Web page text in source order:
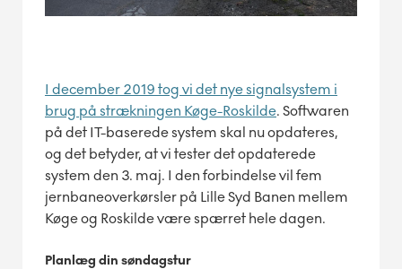
I december 2019 tog vi det nye signalsystem i
brug på strækningen Køge-Roskilde. Softwaren
på det IT-baserede system skal nu opdateres,
og det betyder, at vi tester det opdaterede
system den 3. maj. I den forbindelse vil fem
jernbaneoverkørsler på Lille Syd Banen mellem
Køge og Roskilde være spærret hele dagen.
Planlæg din søndagstur